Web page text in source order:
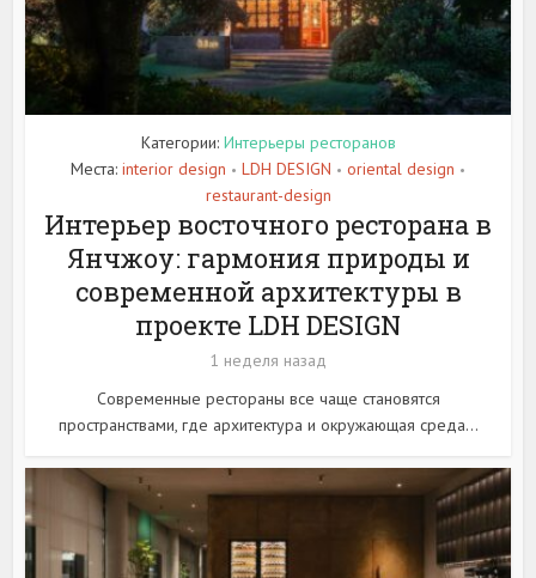
Категории: Интерьеры ресторанов
Места: interior design • LDH DESIGN • oriental design •
restaurant-design
Интерьер восточного ресторана в
Янчжоу: гармония природы и
современной архитектуры в
проекте LDH DESIGN
1 неделя назад
Современные рестораны все чаще становятся
пространствами, где архитектура и окружающая среда...